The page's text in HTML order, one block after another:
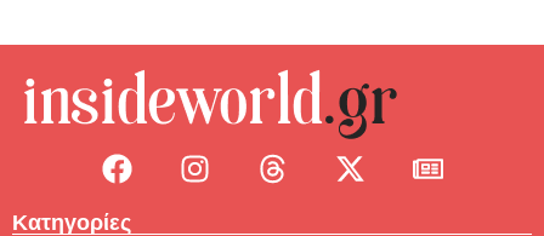
Κατηγορίες